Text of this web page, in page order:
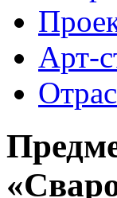
Арт-